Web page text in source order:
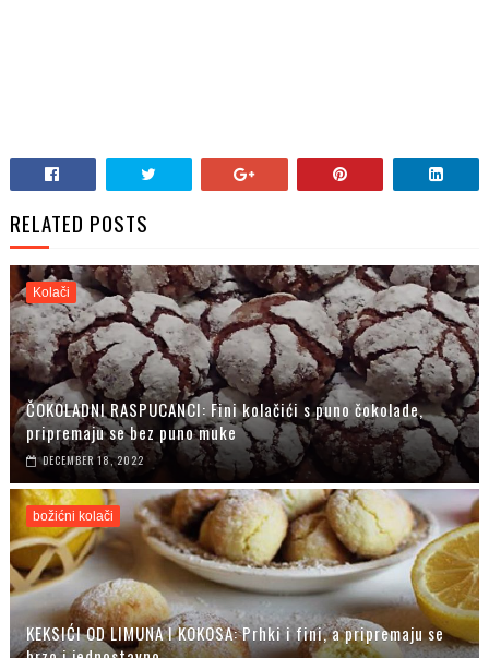
RELATED POSTS
Kolači
ČOKOLADNI RASPUCANCI: Fini kolačići s puno čokolade,
pripremaju se bez puno muke
DECEMBER 18, 2022
božićni kolači
KEKSIĆI OD LIMUNA I KOKOSA: Prhki i fini, a pripremaju se